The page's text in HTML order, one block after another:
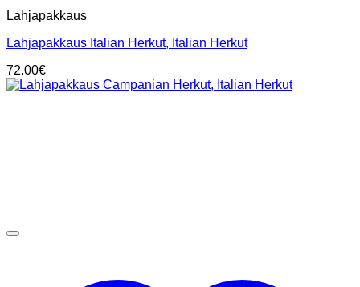
Lahjapakkaus
Lahjapakkaus Italian Herkut, Italian Herkut
72.00€